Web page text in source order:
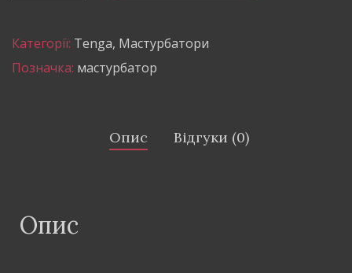
Категорії: Tenga, Мастурбатори
Позначка: мастурбатор
Опис Відгуки (0)
Опис